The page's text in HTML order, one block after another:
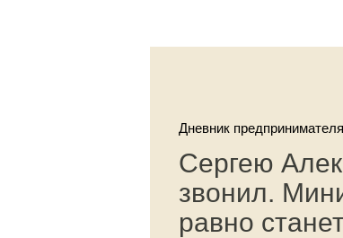
Дневник предпринимателя
Сергею
звонил.
равно